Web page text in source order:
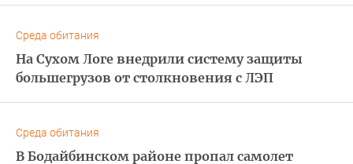
Среда обитания
На Сухом Логе внедрили систему защиты
большегрузов от столкновения с ЛЭП
Среда обитания
В Бодайбинском районе пропал самолет